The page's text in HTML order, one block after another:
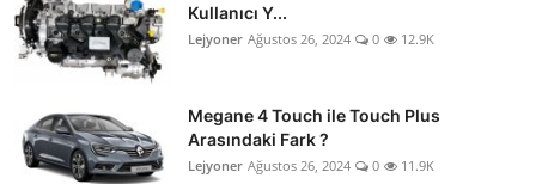
Kullanıcı Y...
Lejyoner Ağustos 26, 2024 0 12.9K
Megane 4 Touch ile Touch Plus
Arasındaki Fark ?
Lejyoner Ağustos 26, 2024 0 11.9K